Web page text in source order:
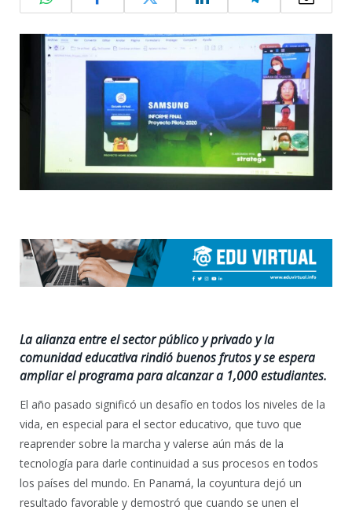
La alianza entre el sector público y privado y la
comunidad educativa rindió buenos frutos y se espera
ampliar el programa para alcanzar a 1,000 estudiantes.
El año pasado significó un desafío en todos los niveles de la
vida, en especial para el sector educativo, que tuvo que
reaprender sobre la marcha y valerse aún más de la
tecnología para darle continuidad a sus procesos en todos
los países del mundo. En Panamá, la coyuntura dejó un
resultado favorable y demostró que cuando se unen el